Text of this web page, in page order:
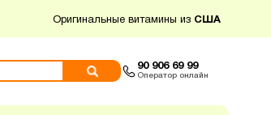
Оригинальные витамины из США
90 906 69 99
Оператор онлайн